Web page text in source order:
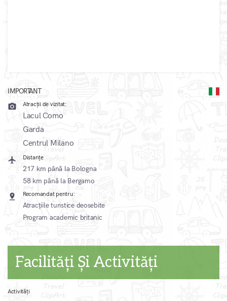
IMPORTANT
camera_alt Atracții de vizitat:
Lacul Como
Garda
Centrul Milano
local_airport Distanțe
217 km până la Bologna
58 km până la Bergamo
pin_drop Recomandat pentru:
Atracțiile turistice deosebite
Program academic britanic
Facilități Și Activități
Activități